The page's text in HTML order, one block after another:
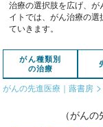
治療の選択肢を広げ、が
イトでは、がん治療の
ていきます。
がん種類別
の治療
がんの先進医療｜蕗書房
（がん